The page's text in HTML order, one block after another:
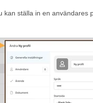
kan ställa in en